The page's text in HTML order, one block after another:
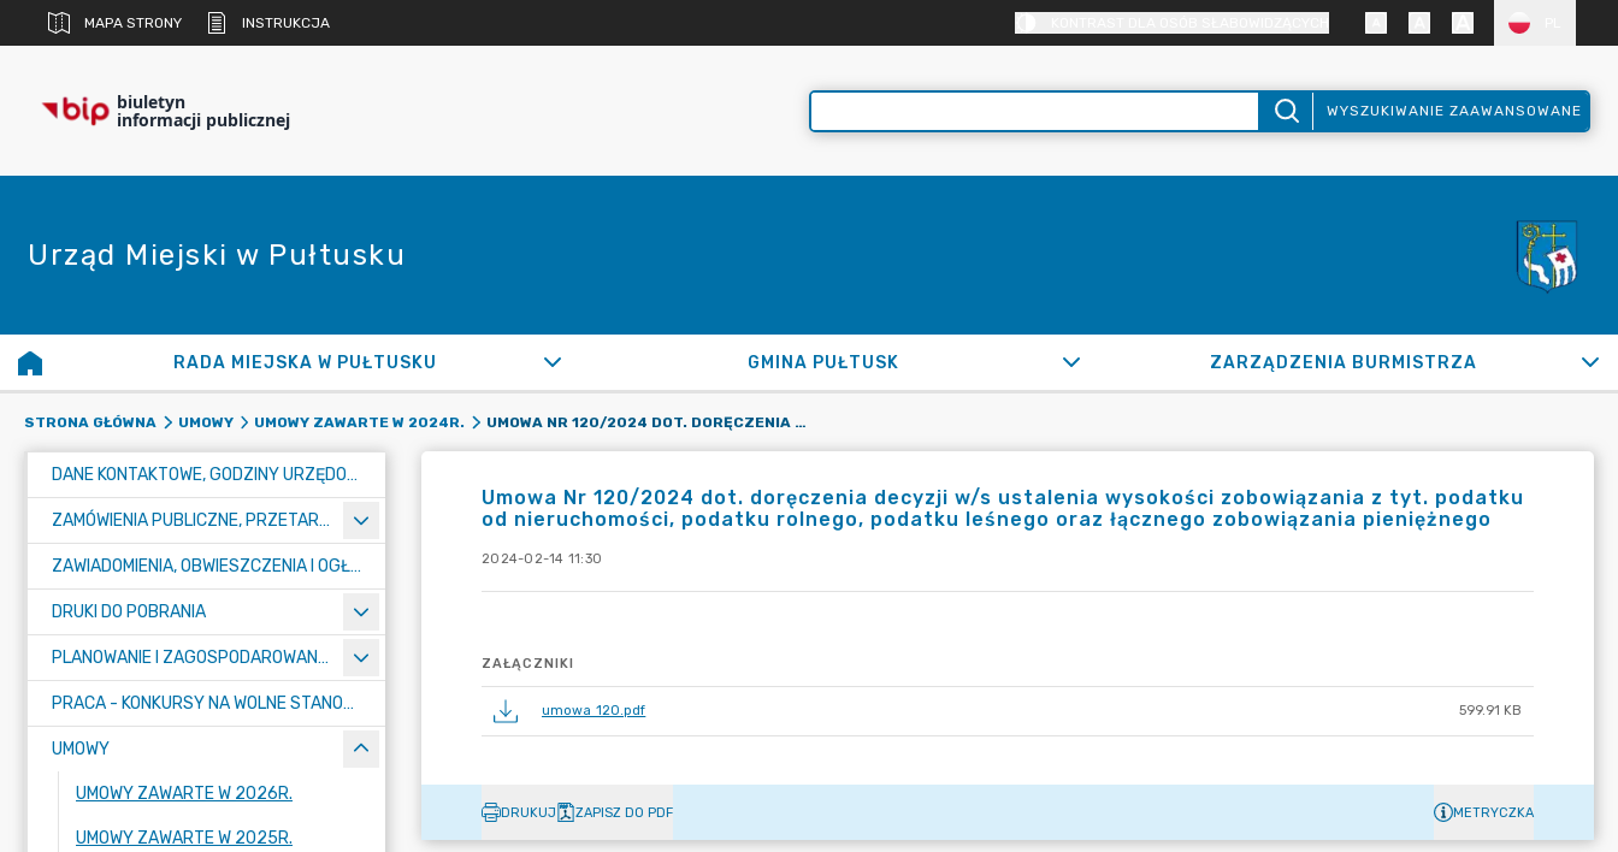
MAPA STRONY INSTRUKCJA
biuletyn
informacji publicznej WYSZUKIWANIE ZAAWANSOWANE
Urząd Miejski w Pułtusku
RADA MIEJSKA W PUŁTUSKU GMINA PUŁTUSK ZARZĄDZENIA BURMISTRZA
STRONA GŁÓWNA UMOWY UMOWY ZAWARTE W 2024R. UMOWA NR 120/2024 DOT. DORĘCZENIA DECYZJI W/S USTALENIA WYSOKOŚCI ZOBOWIĄZANIA Z TYT. PODATKU OD NIERUCHOMOŚCI, PODATKU ROLNEGO, PODATKU LEŚNEGO ORAZ ŁĄCZNEGO ZOBOWIĄZANIA PIENIĘŻNEGO
DANE KONTAKTOWE, GODZINY URZĘDOWANIA I NUMER KONTA BANKOWEGO
ZAMÓWIENIA PUBLICZNE, PRZETARGI, KONKURSY
ZAWIADOMIENIA, OBWIESZCZENIA I OGŁOSZENIA
DRUKI DO POBRANIA
PLANOWANIE I ZAGOSPODAROWANIE PRZESTRZENNE
PRACA - KONKURSY NA WOLNE STANOWISKA
UMOWY
UMOWY ZAWARTE W 2026R.
UMOWY ZAWARTE W 2025R.
Umowa Nr 120/2024 dot. doręczenia decyzji w/s ustalenia wysokości zobowiązania z tyt. podatku
od nieruchomości, podatku rolnego, podatku leśnego oraz łącznego zobowiązania pieniężnego
2024-02-14 11:30
ZAŁĄCZNIKI
umowa 120.pdf 599.91 KB
DRUKUJ ZAPISZ DO PDF METRYCZKA